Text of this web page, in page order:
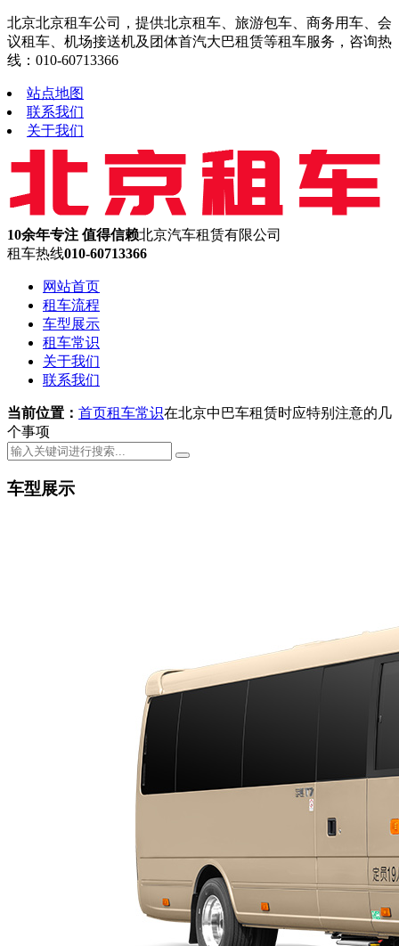
北京北京租车公司，提供北京租车、旅游包车、商务用车、会
议租车、机场接送机及团体首汽大巴租赁等租车服务，咨询热
线：010-60713366
站点地图
联系我们
关于我们
10余年专注 值得信赖北京汽车租赁有限公司
租车热线010-60713366
网站首页
租车流程
车型展示
租车常识
关于我们
联系我们
当前位置： 首页租车常识在北京中巴车租赁时应特别注意的几
个事项
车型展示